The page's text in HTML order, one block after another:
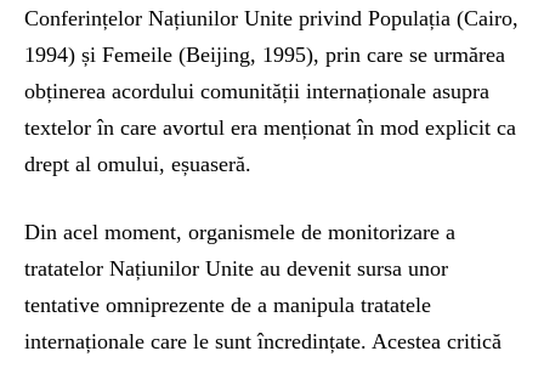
Conferințelor Națiunilor Unite privind Populația (Cairo,
1994) și Femeile (Beijing, 1995), prin care se urmărea
obținerea acordului comunității internaționale asupra
textelor în care avortul era menționat în mod explicit ca
drept al omului, eșuaseră.
Din acel moment, organismele de monitorizare a
tratatelor Națiunilor Unite au devenit sursa unor
tentative omniprezente de a manipula tratatele
internaționale care le sunt încredințate. Acestea critică